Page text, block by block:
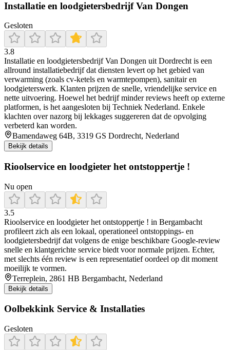
Installatie en loodgietersbedrijf Van Dongen
Gesloten
3.8
Installatie en loodgietersbedrijf Van Dongen uit Dordrecht is een
allround installatiebedrijf dat diensten levert op het gebied van
verwarming (zoals cv-ketels en warmtepompen), sanitair en
loodgieterswerk. Klanten prijzen de snelle, vriendelijke service en
nette uitvoering. Hoewel het bedrijf minder reviews heeft op externe
platformen, is het aangesloten bij Techniek Nederland. Enkele
klachten over nazorg bij lekkages suggereren dat de opvolging
verbeterd kan worden.
Bamendaweg 64B, 3319 GS Dordrecht, Nederland
Bekijk details
Rioolservice en loodgieter het ontstoppertje !
Nu open
3.5
Rioolservice en loodgieter het ontstoppertje ! in Bergambacht
profileert zich als een lokaal, operationeel ontstoppings- en
loodgietersbedrijf dat volgens de enige beschikbare Google-review
snelle en klantgerichte service biedt voor normale prijzen. Echter,
met slechts één review is een representatief oordeel op dit moment
moeilijk te vormen.
Terreplein, 2861 HB Bergambacht, Nederland
Bekijk details
Oolbekkink Service & Installaties
Gesloten